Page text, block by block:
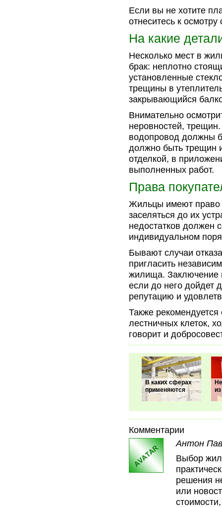
Если вы не хотите
отнеситесь к
На какие
Несколько мест в
брак: неплотно
установленные
трещины в
закрывающийся
Внимательно
неровностей,
водопровод должны
должно быть трещин
отделкой, в
выполненных работ.
Права
Жильцы имеют право
заселяться до их
недостатков должен
индивидуальном
Бывают случаи
пригласить
жилища. Заключение
если до него дойдет
репутацию и
Также
лестничных клеток,
говорит и
В каких сферах
применяются
Комментарии
Антон
Выбор
решения
или